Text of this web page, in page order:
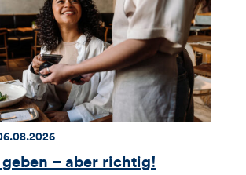
– aber richtig!